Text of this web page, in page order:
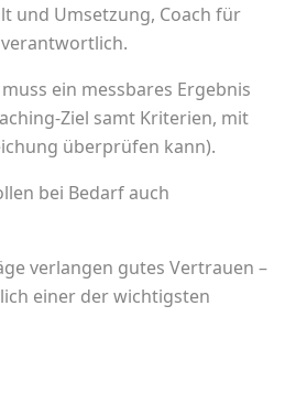
und Umsetzung, Coach für
ein messbares Ergebnis
Ziel samt Kriterien, mit
überprüfen kann).
bei Bedarf auch
verlangen gutes Vertrauen –
einer der wichtigsten